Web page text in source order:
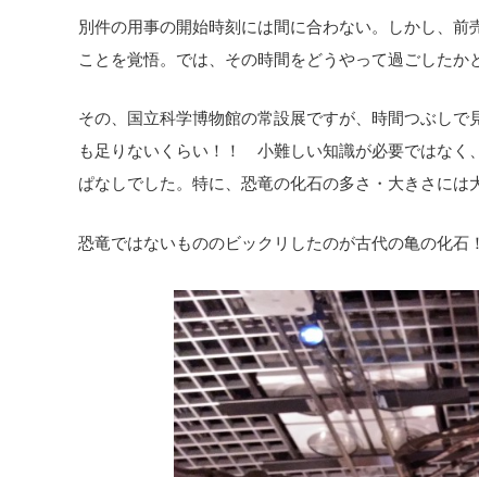
別件の用事の開始時刻には間に合わない。しかし、
ことを覚悟。では、その時間をどうやって過ごしたか
その、国立科学博物館の常設展ですが、時間つぶし
も足りないくらい！！ 小難しい知識が必要ではなく
ぱなしでした。特に、恐竜の化石の多さ・大きさには
恐竜ではないもののビックリしたのが古代の亀の化石